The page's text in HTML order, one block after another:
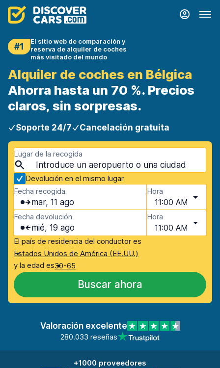
#1
El sitio web de comparación y
reserva de alquiler de coches
más visitado del mundo
Alquiler de coches en Bélgica
Ahorra hasta un 70 %. Precios
claros, sin sorpresas.
Soporte 24/7 Cancelación gratuita
Lugar de la recogida
Devolución en el mismo lugar
Fecha recogida
mar, 11 ago
Hora
11:00 AM
Fecha devolución
mié, 19 ago
Hora
11:00 AM
El país de residencia del conductor es
Estados Unidos de América (EE.UU.)
y la edad es30-65
Buscar ahora
Valoración excelente
280.033 reseñas
+1000 proveedores